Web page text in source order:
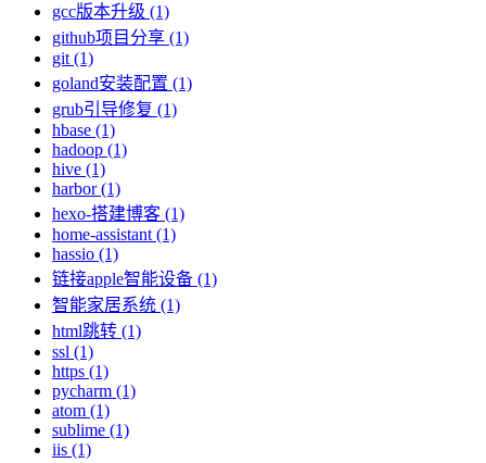
gcc版本升级 (1)
github项目分享 (1)
git (1)
goland安装配置 (1)
grub引导修复 (1)
hbase (1)
hadoop (1)
hive (1)
harbor (1)
hexo-搭建博客 (1)
home-assistant (1)
hassio (1)
链接apple智能设备 (1)
智能家居系统 (1)
html跳转 (1)
ssl (1)
https (1)
pycharm (1)
atom (1)
sublime (1)
iis (1)